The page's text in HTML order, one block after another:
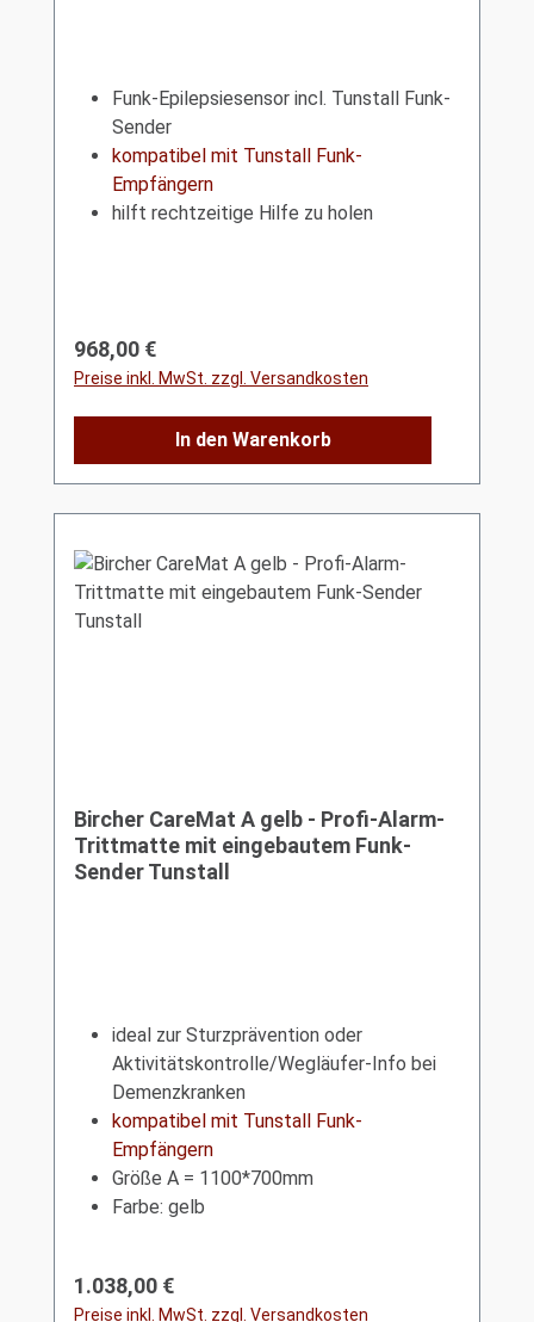
Funk-Epilepsiesensor incl. Tunstall Funk-
Sender
kompatibel mit Tunstall Funk-
Empfängern
hilft rechtzeitige Hilfe zu holen
Regulärer Preis:
968,00 €
Preise inkl. MwSt. zzgl. Versandkosten
In den Warenkorb
Bircher CareMat A gelb - Profi-Alarm-
Trittmatte mit eingebautem Funk-
Sender Tunstall
ideal zur Sturzprävention oder
Aktivitätskontrolle/Wegläufer-Info bei
Demenzkranken
kompatibel mit Tunstall Funk-
Empfängern
Größe A = 1100*700mm
Farbe: gelb
Regulärer Preis:
1.038,00 €
Preise inkl. MwSt. zzgl. Versandkosten